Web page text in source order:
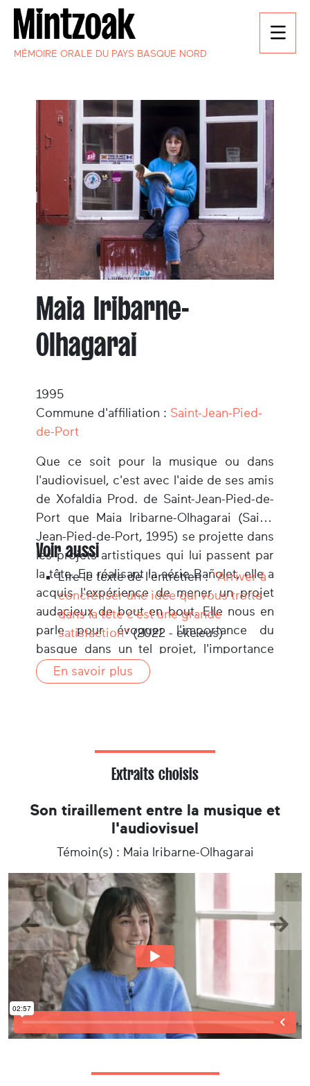
MÉMOIRE ORALE DU PAYS BASQUE NORD
Maia Iribarne-
Olhagarai
1995
Commune d'affiliation : Saint-Jean-Pied-
de-Port
Que ce soit pour la musique ou dans
l'audiovisuel, c'est avec l'aide de ses amis
de Xofaldia Prod. de Saint-Jean-Pied-de-
Port que Maia Iribarne-Olhagarai (Saint-
Jean-Pied-de-Port, 1995) se projette dans
les projets artistiques qui lui passent par
la tête. En réalisant la série Bañolet, elle a
acquis l'expérience de mener un projet
audacieux de bout en bout. Elle nous en
parle pour évoquer l'importance du
basque dans un tel projet, l'importance
du travail en communauté et de sa
détermination à toute épreuve.
Voir aussi
Lire le texte de l'entretien :"Arriver à
concrétiser une idée qui vous trotte
dans la tête c'est une grande
satisfaction"(2022 - eke.eus)
En savoir plus
Extraits choisis
Son tiraillement entre la musique et
l'audiovisuel
Témoin(s) : Maia Iribarne-Olhagarai
Précedent